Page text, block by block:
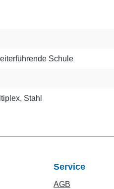
Schule
, Stahl
Service
AGB